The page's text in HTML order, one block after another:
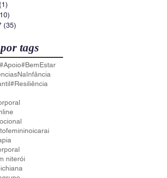
(1)
(35)
tags
#Apoio#BemEstar
#Resiliência
icarai
niterói